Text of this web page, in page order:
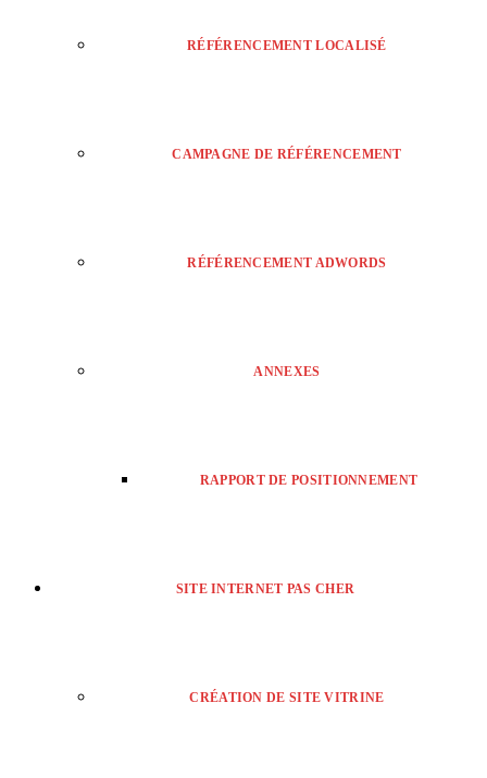
RÉFÉRENCEMENT LOCALISÉ
CAMPAGNE DE RÉFÉRENCEMENT
RÉFÉRENCEMENT ADWORDS
ANNEXES
RAPPORT DE POSITIONNEMENT
SITE INTERNET PAS CHER
CRÉATION DE SITE VITRINE